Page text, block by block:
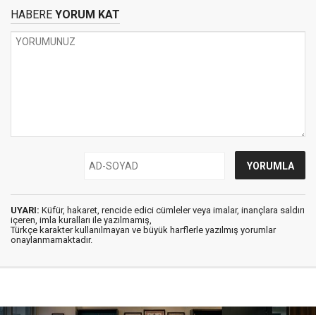
HABERE YORUM KAT
UYARI: Küfür, hakaret, rencide edici cümleler veya imalar, inançlara saldırı
içeren, imla kuralları ile yazılmamış,
Türkçe karakter kullanılmayan ve büyük harflerle yazılmış yorumlar
onaylanmamaktadır.